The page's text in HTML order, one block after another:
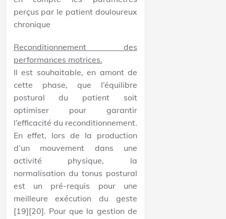
perçus par le patient douloureux
chronique
Reconditionnement des
performances motrices.
Il est souhaitable, en amont de
cette phase, que l’équilibre
postural du patient soit
optimiser pour garantir
l’efficacité du reconditionnement.
En effet, lors de la production
d’un mouvement dans une
activité physique, la
normalisation du tonus postural
est un pré-requis pour une
meilleure exécution du geste
[19][20]. Pour que la gestion de